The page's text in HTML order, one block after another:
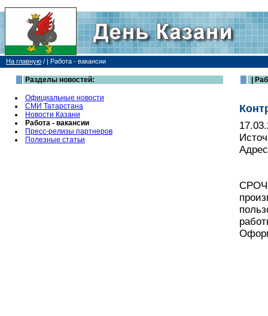
На главную / | Работа - вакансии
Разделы новостей:
Официальные новости
СМИ Татарстана
Новости Казани
Работа - вакансии
Пресс-релизы партнеров
Полезные статьи
|